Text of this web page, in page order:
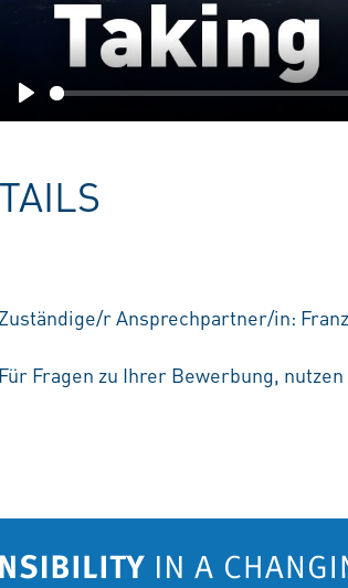
Play
Zuständige/r Ansprechpartner/in:
Für Fragen zu Ihrer Bewerbung,